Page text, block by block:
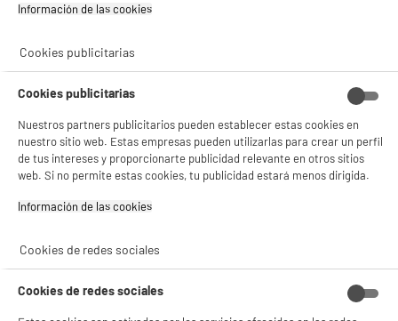
★★★★★
★★★★★
BY ELECTRODEPOT
★★★★★
★★★★★
4.4/5( 5)
Ratón gaming con cable RGB EDENWOOD SF720
de 125 Hz
Inalámbrico : No
9
Información de las cookies‎
Cookies publicitarias
Cookies publicitarias
Nuestros partners publicitarios pueden establecer estas cookies en
nuestro sitio web. Estas empresas pueden utilizarlas para crear un perfil
de tus intereses y proporcionarte publicidad relevante en otros sitios
web. Si no permite estas cookies, tu publicidad estará menos dirigida.
Información de las cookies‎
Cookies de redes sociales
Cookies de redes sociales